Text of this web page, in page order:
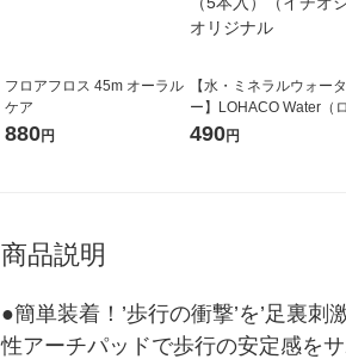
フロアフロス 45m オーラル
ケア
880円
【水・ミネラルウォータ
ー】LOHACO Water（ロ
コウォーター）2L ラベ
490円
商品説明
●簡単装着！’歩行の衝撃’を’足裏
性アーチパッドで歩行の安定感を